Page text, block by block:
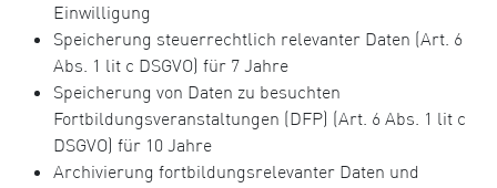
Einwilligung
Speicherung steuerrechtlich relevanter Daten (Art. 6
Abs. 1 lit c DSGVO) für 7 Jahre
Speicherung von Daten zu besuchten
Fortbildungsveranstaltungen (DFP) (Art. 6 Abs. 1 lit c
DSGVO) für 10 Jahre
Archivierung fortbildungsrelevanter Daten und